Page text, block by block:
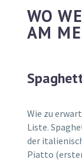
WO
AM
Wie zu
Liste.
der
Piatto